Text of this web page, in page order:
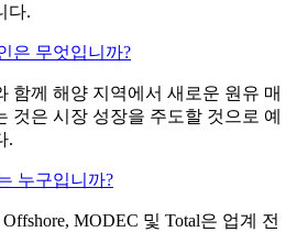
다.
은 무엇입니까?
함께 해양 지역에서 새로운 원유 매
것은 시장 성장을 주도할 것으로 예
.
누구입니까?
MODEC 및 Total은 업계 전